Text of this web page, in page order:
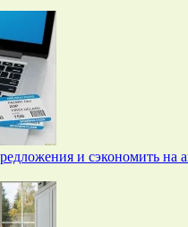
и сэкономить на